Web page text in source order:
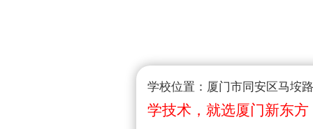
学校位置：厦门市同安区马垵
学技术，就选厦门新东方